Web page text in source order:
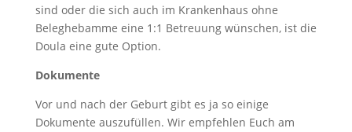
sind oder die sich auch im Krankenhaus ohne
Beleghebamme eine 1:1 Betreuung wünschen, ist die
Doula eine gute Option.
Dokumente
Vor und nach der Geburt gibt es ja so einige
Dokumente auszufüllen. Wir empfehlen Euch am